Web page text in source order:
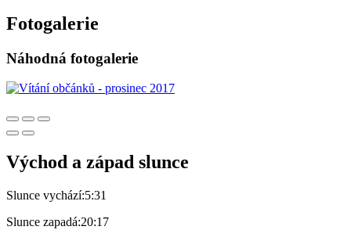
Fotogalerie
Náhodná fotogalerie
Východ a západ slunce
Slunce vychází:5:31
Slunce zapadá:20:17